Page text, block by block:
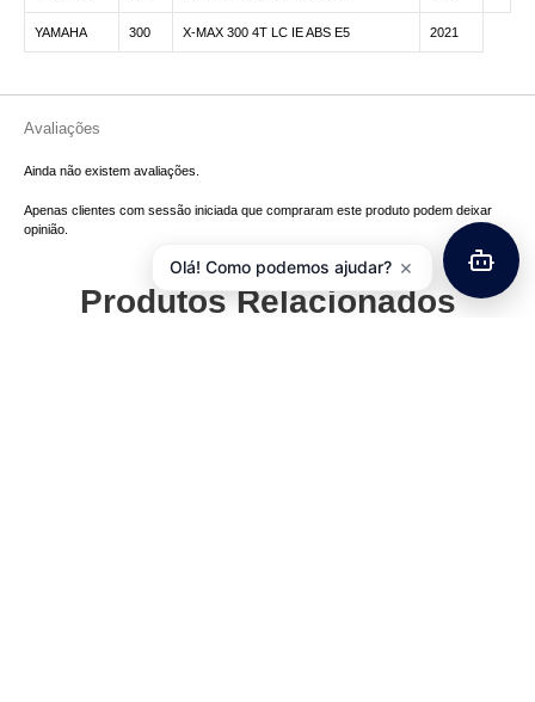
YAMAHA 300 X-MAX 300 4T LC IE ABS E5 2021
Avaliações
Ainda não existem avaliações.
Apenas clientes com sessão iniciada que compraram este produto podem deixar
opinião.
Produtos Relacionados
Olá! Como podemos ajudar? ×